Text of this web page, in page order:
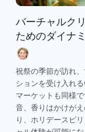
バーチャルク
ためのダイナ
祝祭の季節が訪れ
ションを受け入れ
マーケットも同様
音、香りはかけが
り、ホリデースピ